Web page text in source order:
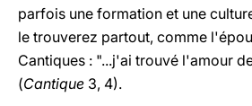
parfois une formation et une
le trouverez partout, comme
Cantiques : "...j'ai trouvé l'amour
(Cantique 3, 4).